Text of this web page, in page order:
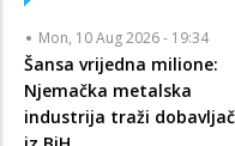
Mon, 10 Aug 2026 - 19:34
Šansa vrijedna milione:
Njemačka metalska
industrija traži